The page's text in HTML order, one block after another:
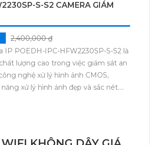
S-S2 CAMERA GIÁM
2,400,000 ₫
IP POEDH-IPC-HFW2230SP-S-S2 là
lượng cao trong việc giám sát an
nghệ xử lý hình ảnh CMOS,
xử lý hình ảnh đẹp và sắc nét.
công trình lớn. Đặc biệt, camera hỗ